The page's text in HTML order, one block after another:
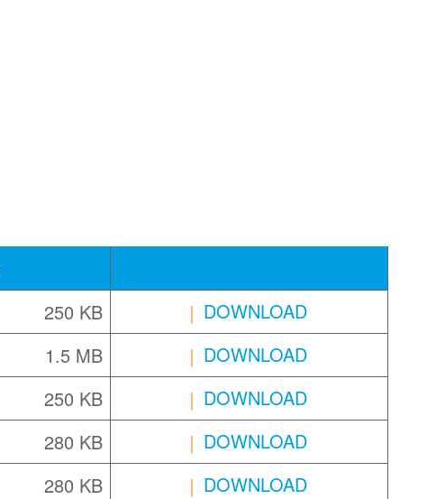
250 KB
DOWNLOAD
1.5 MB
DOWNLOAD
250 KB
DOWNLOAD
280 KB
DOWNLOAD
280 KB DOWNLOAD